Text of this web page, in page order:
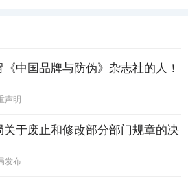
中国品牌与防伪》杂志社的人！
声明
关于废止和修改部分部门规章的决
发布